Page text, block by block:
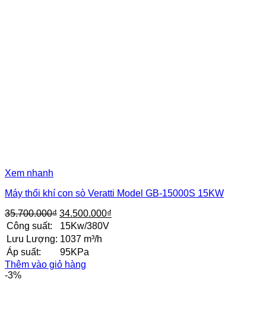
Xem nhanh
Máy thổi khí con sò Veratti Model GB-15000S 15KW
35.700.000₫ Giá
gốc
là:
35.700.000₫.
34.500.000₫
Công suất:
15Kw/380V
Lưu Lượng: 1037 m³/h
Áp suất:
95KPa
Thêm vào giỏ hàng
-3%